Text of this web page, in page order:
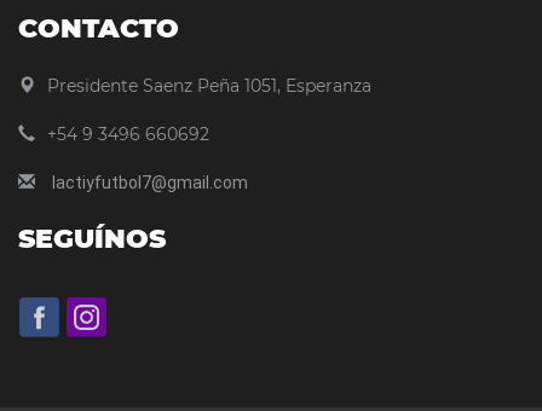
CONTACTO
Presidente Saenz Peña 1051, Esperanza
+54 9 3496 660692
lactiyfutbol7@gmail.com
SEGUÍNOS